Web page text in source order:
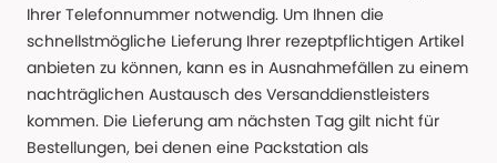
Ihrer Telefonnummer notwendig. Um Ihnen die
schnellstmögliche Lieferung Ihrer rezeptpflichtigen Artikel
anbieten zu können, kann es in Ausnahmefällen zu einem
nachträglichen Austausch des Versanddienstleisters
kommen. Die Lieferung am nächsten Tag gilt nicht für
Bestellungen, bei denen eine Packstation als